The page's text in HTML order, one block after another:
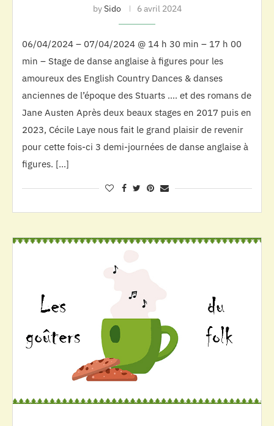
bySido 6 avril 2024
06/04/2024 – 07/04/2024 @ 14 h 30 min – 17 h 00
min – Stage de danse anglaise à figures pour les
amoureux des English Country Dances & danses
anciennes de l’époque des Stuarts …. et des romans de
Jane Austen Après deux beaux stages en 2017 puis en
2023, Cécile Laye nous fait le grand plaisir de revenir
pour cette fois-ci 3 demi-journées de danse anglaise à
figures. […]